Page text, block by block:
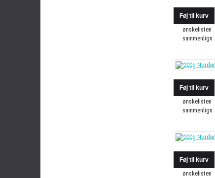
ønskelisten
sammenlign
ønskelisten
sammenlign
ønskelisten